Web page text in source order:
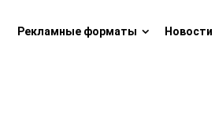
Рекламные форматы Новости